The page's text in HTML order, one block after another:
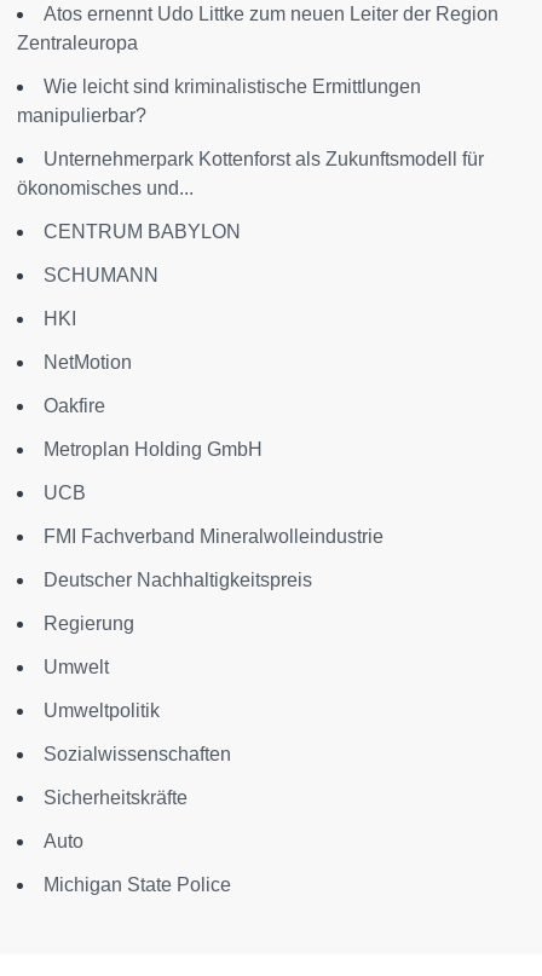
Atos ernennt Udo Littke zum neuen Leiter der Region
Zentraleuropa
Wie leicht sind kriminalistische Ermittlungen
manipulierbar?
Unternehmerpark Kottenforst als Zukunftsmodell für
ökonomisches und...
CENTRUM BABYLON
SCHUMANN
HKI
NetMotion
Oakfire
Metroplan Holding GmbH
UCB
FMI Fachverband Mineralwolleindustrie
Deutscher Nachhaltigkeitspreis
Regierung
Umwelt
Umweltpolitik
Sozialwissenschaften
Sicherheitskräfte
Auto
Michigan State Police